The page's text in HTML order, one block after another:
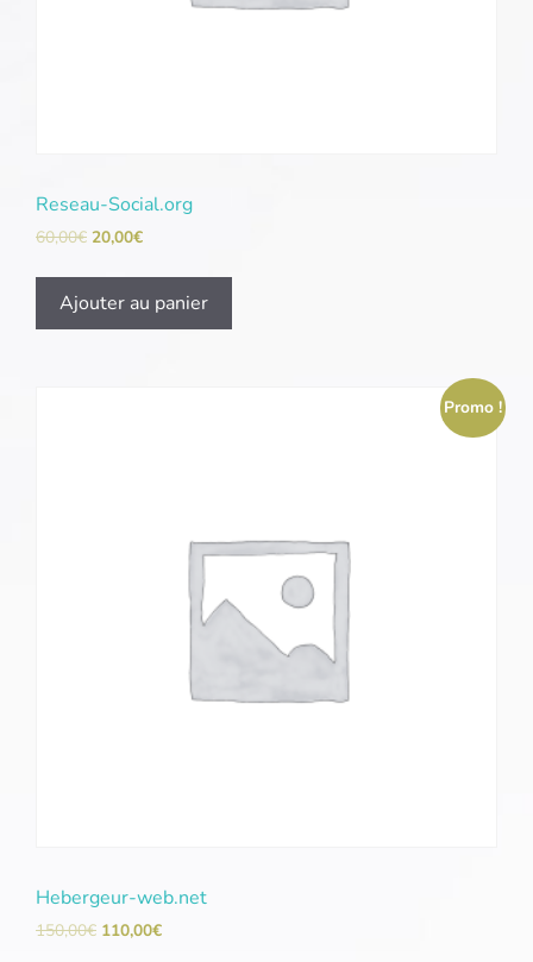
Reseau-Social.org
60,00€ 20,00€
Ajouter au panier
Promo !
Hebergeur-web.net
150,00€ 110,00€